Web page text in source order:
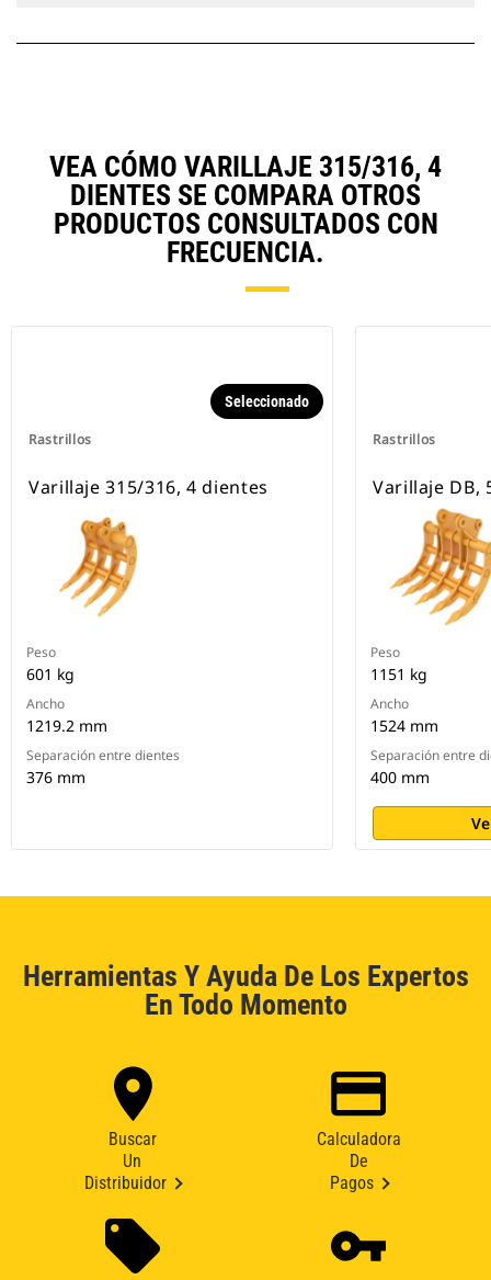
VEA CÓMO VARILLAJE 315/316, 4
DIENTES SE COMPARA OTROS
PRODUCTOS CONSULTADOS CON
FRECUENCIA.
Rastrillos
Seleccionado
Varillaje 315/316, 4 dientes
Peso
601 kg
Ancho
1219.2 mm
Separación entre dientes
376 mm
Rastrillos
Varillaje DB,
Peso
1151 kg
Ancho
1524 mm
Separación entre
400 mm
Herramientas Y Ayuda De Los Expertos
En Todo Momento
Buscar
Un
Distribuidor
Calculadora
De
Pagos